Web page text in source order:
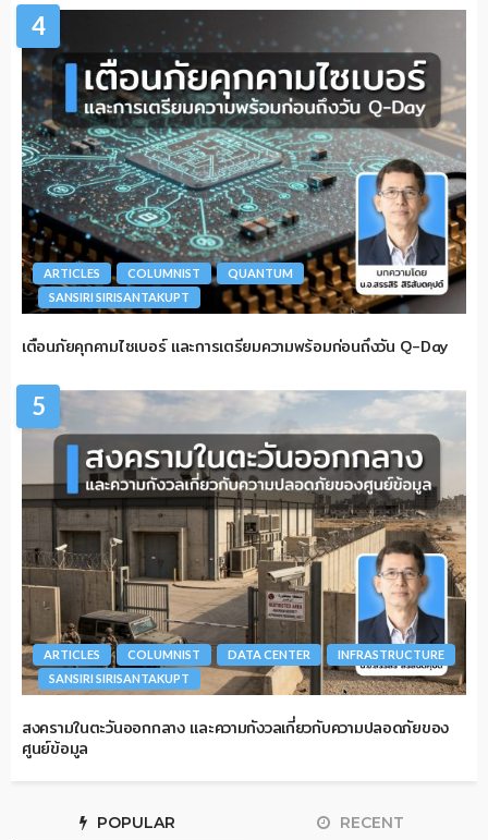
4
ARTICLES COLUMNIST
QUANTUM
SANSIRI SIRISANTAKUPT
เตือนภัยคุกคามไซเบอร์ และการเตรียมความพร้อมก่อนถึงวัน Q-Day
5
ARTICLES COLUMNIST DATA CENTER
INFRASTRUCTURE
SANSIRI SIRISANTAKUPT
สงครามในตะวันออกกลาง และความกังวลเกี่ยวกับความปลอดภัยของ
ศูนย์ข้อมูล
POPULAR RECENT